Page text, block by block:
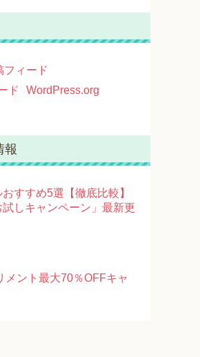
フィード
ド
WordPress.org
報
すすめ5選【徹底比較】
しキャンペーン」最新更
メント最大70％OFFキャ